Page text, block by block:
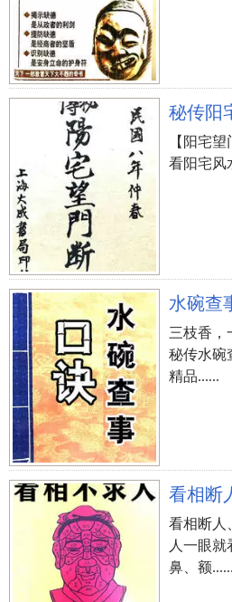
秘传阳
【阳宅
看阳宅风
水碗查
三枝香，
秘传水碗
精品......
看相断
看相断人
人一眼就
鼻、额......